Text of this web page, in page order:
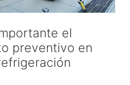
el
preventivo en